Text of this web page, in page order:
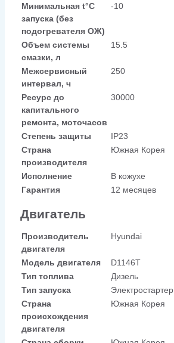
Минимальная t°С
запуска (без
подогревателя ОЖ)
-10
Объем системы
смазки, л
15.5
Межсервисный
интервал, ч
250
Ресурс до
капитального
ремонта, моточасов
30000
Степень защиты
IP23
Страна
производителя
Южная Корея
Исполнение
В кожухе
Гарантия
12 месяцев
Двигатель
Производитель
двигателя
Hyundai
Модель двигателя
D1146T
Тип топлива
Дизель
Тип запуска
Электростартер
Страна
происхождения
двигателя
Южная Корея